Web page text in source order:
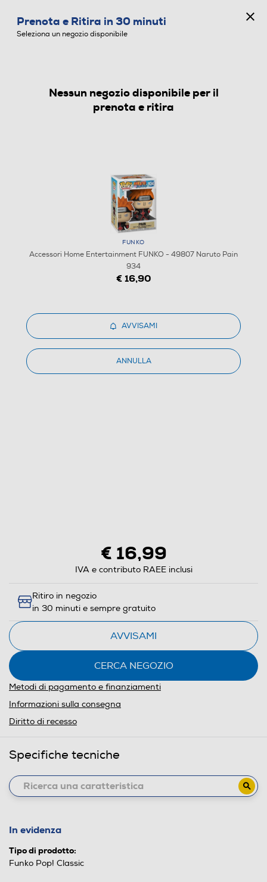
ACCESSORI HOME ENTERTAINMENT
€ 16,99
IVA e contributo RAEE inclusi
Ritiro in negozio
in 30 minuti e sempre gratuito
AVVISAMI
CERCA NEGOZIO
Metodi di pagamento e finanziamenti
Informazioni sulla consegna
Diritto di recesso
Specifiche tecniche
In evidenza
Tipo di prodotto:
Funko Pop! Classic
Prenota e Ritira in 30 minuti
Seleziona un negozio disponibile
Nessun negozio disponibile per il
prenota e ritira
FUNKO
Accessori Home Entertainment FUNKO - 49807 Naruto Pain
934
€ 16,90
AVVISAMI
ANNULLA